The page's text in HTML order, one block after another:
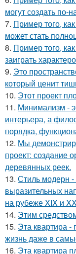
могут создать
7. Пример того,
может стать
8. Пример того,
заиграть
9. Это
который ценит
10. Этот проект
11. Минимализм -
интерьера, а
порядка,
12. Мы
проект: создание
деревянных реек.
13. Стиль модерн
выразительных
на рубеже XIX и
14. Этим
15. Эта квартира -
жизнь даже в
16. Эта квартира